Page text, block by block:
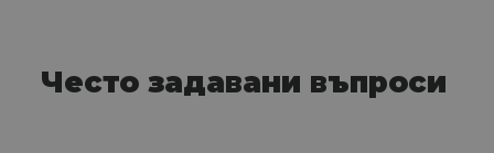
Често задавани въпроси